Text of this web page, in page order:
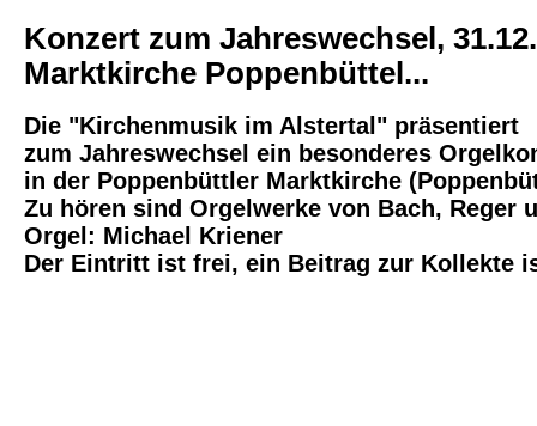
Konzert zum Jahreswechsel,
Marktkirche Poppenbüttel...
Die "Kirchenmusik im Alstertal" präsentiert
zum Jahreswechsel ein besonderes
in der Poppenbüttler Marktkirche
Zu hören sind Orgelwerke von Bach, Reger
Orgel: Michael Kriener
Der Eintritt ist frei, ein Beitrag zur Kollekte